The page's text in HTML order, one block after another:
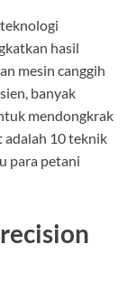
hasil
mesin canggih
banyak
mendongkrak
adalah 10 teknik
para petani